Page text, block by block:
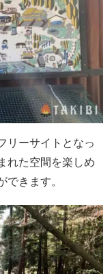
リーサイトとなっ
れた空間を楽しめ
できます。